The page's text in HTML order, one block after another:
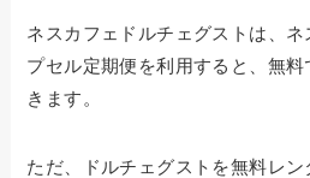
ネスカフェドルチェグストは、
プセル定期便を利用すると、無
きます。
ただ、ドルチェグストを無料レ